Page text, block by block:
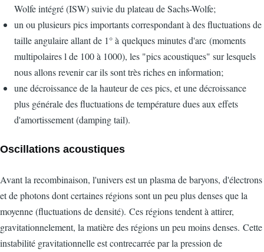
Wolfe intégré (ISW) suivie du plateau de Sachs-Wolfe;
un ou plusieurs pics importants correspondant à des fluctuations de
taille angulaire allant de 1° à quelques minutes d'arc (moments
multipolaires l de 100 à 1000), les "pics acoustiques" sur lesquels
nous allons revenir car ils sont très riches en information;
une décroissance de la hauteur de ces pics, et une décroissance
plus générale des fluctuations de température dues aux effets
d'amortissement (damping tail).
Oscillations acoustiques
Avant la recombinaison, l'univers est un plasma de baryons, d'électrons
et de photons dont certaines régions sont un peu plus denses que la
moyenne (fluctuations de densité). Ces régions tendent à attirer,
gravitationnelement, la matière des régions un peu moins denses. Cette
instabilité gravitationnelle est contrecarrée par la pression de